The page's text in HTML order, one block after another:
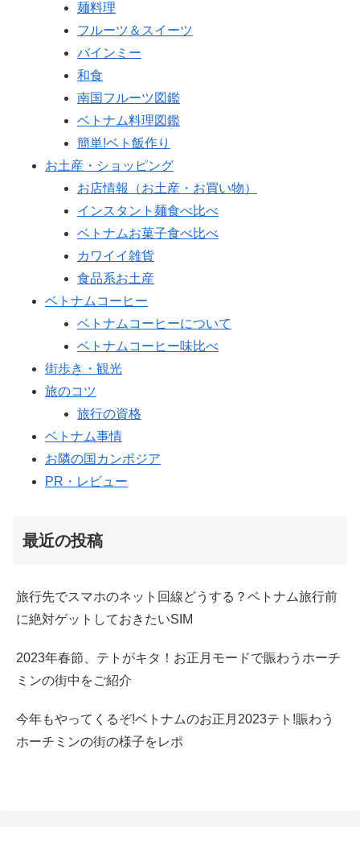
麺料理
フルーツ＆スイーツ
バインミー
和食
南国フルーツ図鑑
ベトナム料理図鑑
簡単!ベト飯作り
お土産・ショッピング
お店情報（お土産・お買い物）
インスタント麺食べ比べ
ベトナムお菓子食べ比べ
カワイイ雑貨
食品系お土産
ベトナムコーヒー
ベトナムコーヒーについて
ベトナムコーヒー味比べ
街歩き・観光
旅のコツ
旅行の資格
ベトナム事情
お隣の国カンボジア
PR・レビュー
最近の投稿
旅行先でスマホのネット回線どうする？ベトナム旅行前
に絶対ゲットしておきたいSIM
2023年春節、テトがキタ！お正月モードで賑わうホーチ
ミンの街中をご紹介
今年もやってくるぞ!ベトナムのお正月2023テト!賑わう
ホーチミンの街の様子をレポ